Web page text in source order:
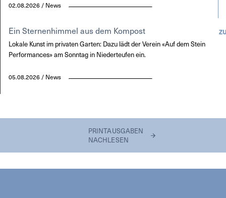
02.08.2026 / News
Ein Sternenhimmel aus dem Kompost
Lokale Kunst im privaten Garten: Dazu lädt der Verein «Auf dem Stein
Performances» am Sonntag in Niederteufen ein.
05.08.2026 / News
PRINTAUSGABEN
NACHLESEN